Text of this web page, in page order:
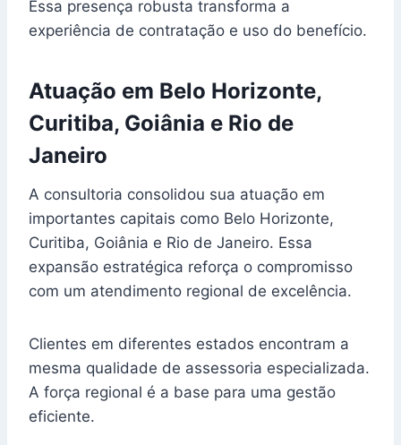
Essa presença robusta transforma a
experiência de contratação e uso do benefício.
Atuação em Belo Horizonte,
Curitiba, Goiânia e Rio de
Janeiro
A consultoria consolidou sua atuação em
importantes capitais como Belo Horizonte,
Curitiba, Goiânia e Rio de Janeiro. Essa
expansão estratégica reforça o compromisso
com um atendimento regional de excelência.
Clientes em diferentes estados encontram a
mesma qualidade de assessoria especializada.
A força regional é a base para uma gestão
eficiente.